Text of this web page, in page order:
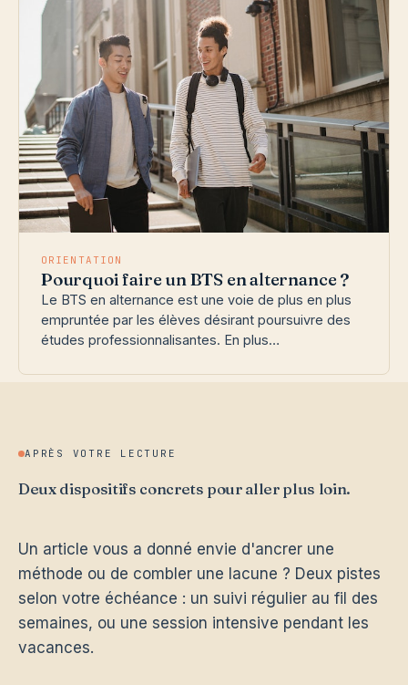
ORIENTATION
Pourquoi faire un BTS en alternance ?
Le BTS en alternance est une voie de plus en plus
empruntée par les élèves désirant poursuivre des
études professionnalisantes. En plus…
APRÈS VOTRE LECTURE
Deux dispositifs concrets pour aller plus loin.
Un article vous a donné envie d'ancrer une
méthode ou de combler une lacune ? Deux pistes
selon votre échéance : un suivi régulier au fil des
semaines, ou une session intensive pendant les
vacances.